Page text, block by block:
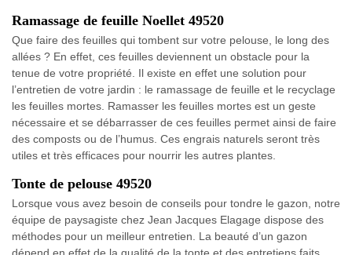
Ramassage de feuille Noellet 49520
Que faire des feuilles qui tombent sur votre pelouse, le long des
allées ? En effet, ces feuilles deviennent un obstacle pour la
tenue de votre propriété. Il existe en effet une solution pour
l’entretien de votre jardin : le ramassage de feuille et le recyclage
les feuilles mortes. Ramasser les feuilles mortes est un geste
nécessaire et se débarrasser de ces feuilles permet ainsi de faire
des composts ou de l’humus. Ces engrais naturels seront très
utiles et très efficaces pour nourrir les autres plantes.
Tonte de pelouse 49520
Lorsque vous avez besoin de conseils pour tondre le gazon, notre
équipe de paysagiste chez Jean Jacques Elagage dispose des
méthodes pour un meilleur entretien. La beauté d’un gazon